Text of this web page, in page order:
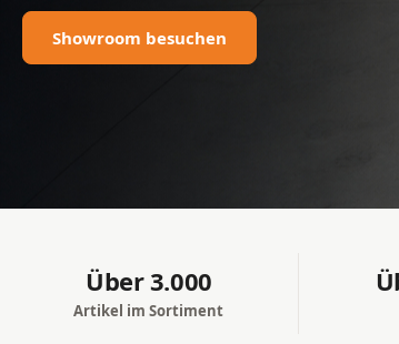
Showroom besuchen
Über 3.000
Artikel im Sortiment